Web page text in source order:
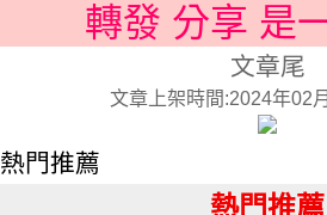
轉發 分享 是
文章尾
文章上架時間:2024年02
熱門推薦
熱門推薦